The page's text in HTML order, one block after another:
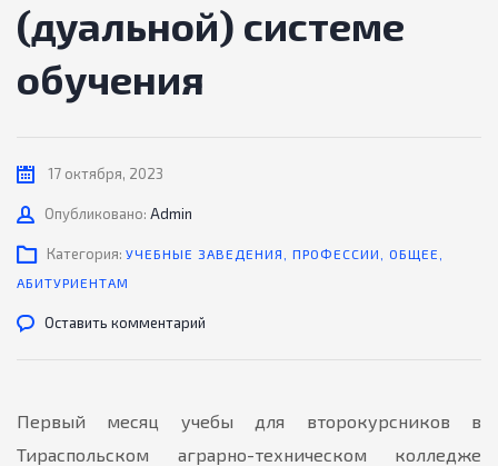
(дуальной) системе
обучения
17 октября, 2023
Опубликовано: Автор
Admin
Категория: УЧЕБНЫЕ ЗАВЕДЕНИЯ ПРОФЕССИИ ОБЩЕЕ
АБИТУРИЕНТАМ
Оставить комментарий
Первый месяц учебы для второкурсников в
Тираспольском аграрно-техническом колледже